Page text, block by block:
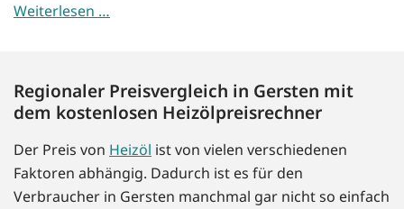
Weiterlesen …
Regionaler Preisvergleich in Gersten mit
dem kostenlosen Heizölpreisrechner
Der Preis von Heizöl ist von vielen verschiedenen
Faktoren abhängig. Dadurch ist es für den
Verbraucher in Gersten manchmal gar nicht so einfach